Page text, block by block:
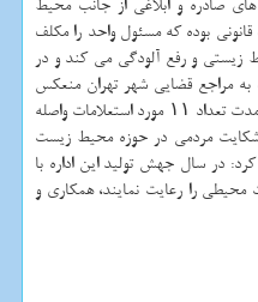
های صادره و ابلاغی از جانب محیط
بوده که مسئول واحد را مکلف
زیستی و رفع آلودگی می کند و در
مراجع قضایی شهر تهران منعکس
می شود. برنا همینطور بیان نمود: در این مدت تعداد ۱۱ مورد استعلامات واصله
بررسی فنی شد و ۲۳ فقره شکایت مردمی در حوزه محیط زیست
در سال جهش تولید این اداره با
را رعایت نمایند، همکاری و